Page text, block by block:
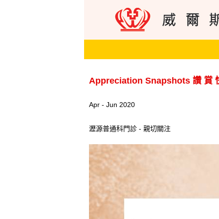
Appreciation Snapshots 讚 賞
Apr - Jun 2020
瀝源普通科門診 - 親切關注